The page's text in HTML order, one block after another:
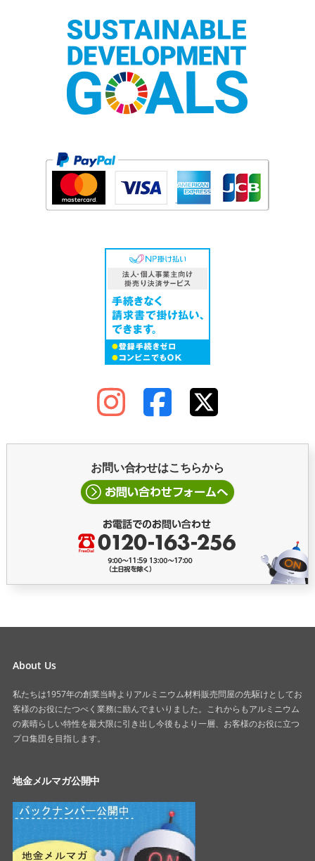
お問い合わせはこちらから
About Us
私たちは1957年の創業当時よりアルミニウム材料販売問屋の先駆けとしてお
客様のお役にたつべく業務に励んでまいりました。これからもアルミニウム
の素晴らしい特性を最大限に引き出し今後もより一層、お客様のお役に立つ
プロ集団を目指します。
地金メルマガ公開中